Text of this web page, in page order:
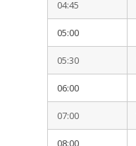
04:45
05:00
05:30
06:00
07:00
08:00